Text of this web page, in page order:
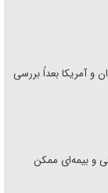
و آمریکا بعداً بررسی
و بیمه‌ای ممکن